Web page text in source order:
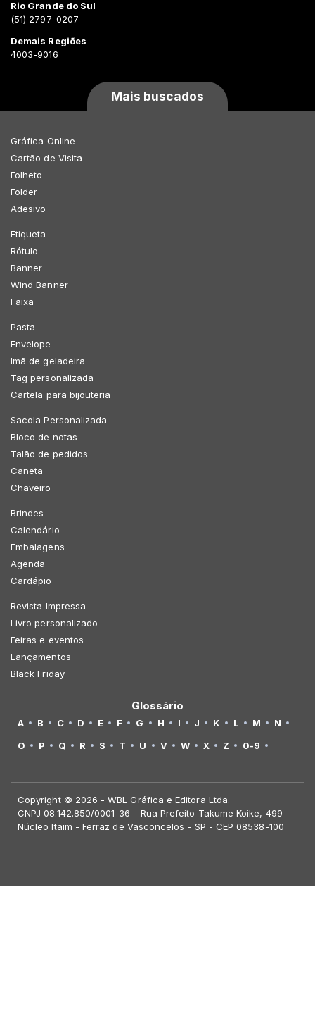
Rio Grande do Sul
(51) 2797-0207
Demais Regiões
4003-9016
Mais buscados
Gráfica Online
Cartão de Visita
Folheto
Folder
Adesivo
Etiqueta
Rótulo
Banner
Wind Banner
Faixa
Pasta
Envelope
Imã de geladeira
Tag personalizada
Cartela para bijouteria
Sacola Personalizada
Bloco de notas
Talão de pedidos
Caneta
Chaveiro
Brindes
Calendário
Embalagens
Agenda
Cardápio
Revista Impressa
Livro personalizado
Feiras e eventos
Lançamentos
Black Friday
Glossário
A B C D E F G H I J K L M
N
O
P Q R S T U V W X Z 0-9
Copyright © 2026 - WBL Gráfica e Editora Ltda.
CNPJ 08.142.850/0001-36 - Rua Prefeito Takume Koike, 499 -
Núcleo Itaim - Ferraz de Vasconcelos - SP - CEP 08538-100